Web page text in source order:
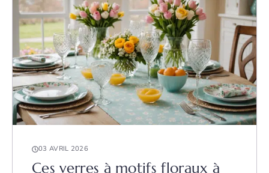
03 AVRIL 2026
Ces verres à motifs floraux à